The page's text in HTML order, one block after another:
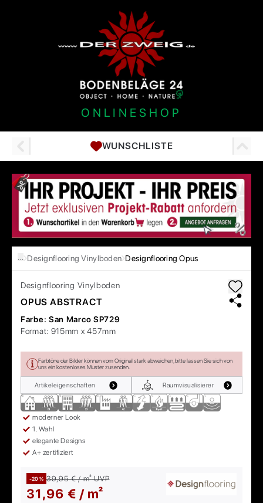
ONLINESHOP
WUNSCHLISTE
… Designflooring Vinylboden Designflooring Opus
Designflooring Vinylboden
OPUS ABSTRACT
Farbe: San Marco SP729
Format: 915mm x 457mm
Farbtöne der Bilder können vom Original stark abweichen, bitte lassen Sie sich von
uns ein kostenloses Muster zusenden.
Artikeleigenschaften Raumvisualisierer
moderner Look
1. Wahl
elegante Designs
A+ zertifiziert
-20 % 39,95 € / m²UVP
31,96 € / m²